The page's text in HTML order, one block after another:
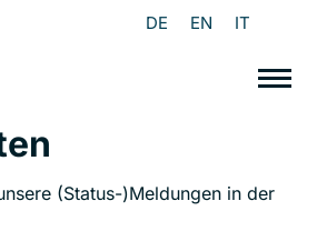
DE EN IT
(Status-)Meldungen in der